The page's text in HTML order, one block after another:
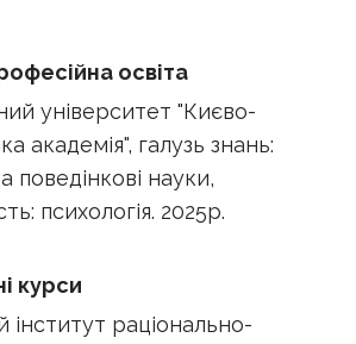
освіта
університет "Києво-
академія", галузь знань:
поведінкові науки,
психологія. 2025р.
курси
інститут раціонально-